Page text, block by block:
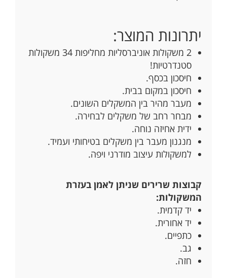
יתרונות המוצר:
2 משקולות אוניברסליות מחליפות 34 משקולות
סטנדרטיות!
חיסכון בכסף.
חיסכון במקום בבית.
מעבר מהיר בין המשקלים השונים.
מבחר רחב של משקלים לבחירה.
ידית אחיזה נוחה.
מנגנון מעבר בין משקלים בטיחותי ועמיד.
למשקולות עיצוב מודרני ויפה.
קבוצות שרירים שניתן לאמן בעזרת
המשקולות:
יד קדמית.
יד אחורית.
כתפיים.
גב.
חזה.